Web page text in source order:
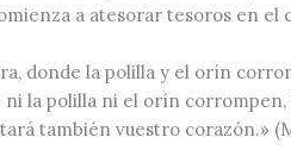
a atesorar tesoros en el
donde la polilla y el orín
ni la polilla ni el orín
también vuestro corazón.»